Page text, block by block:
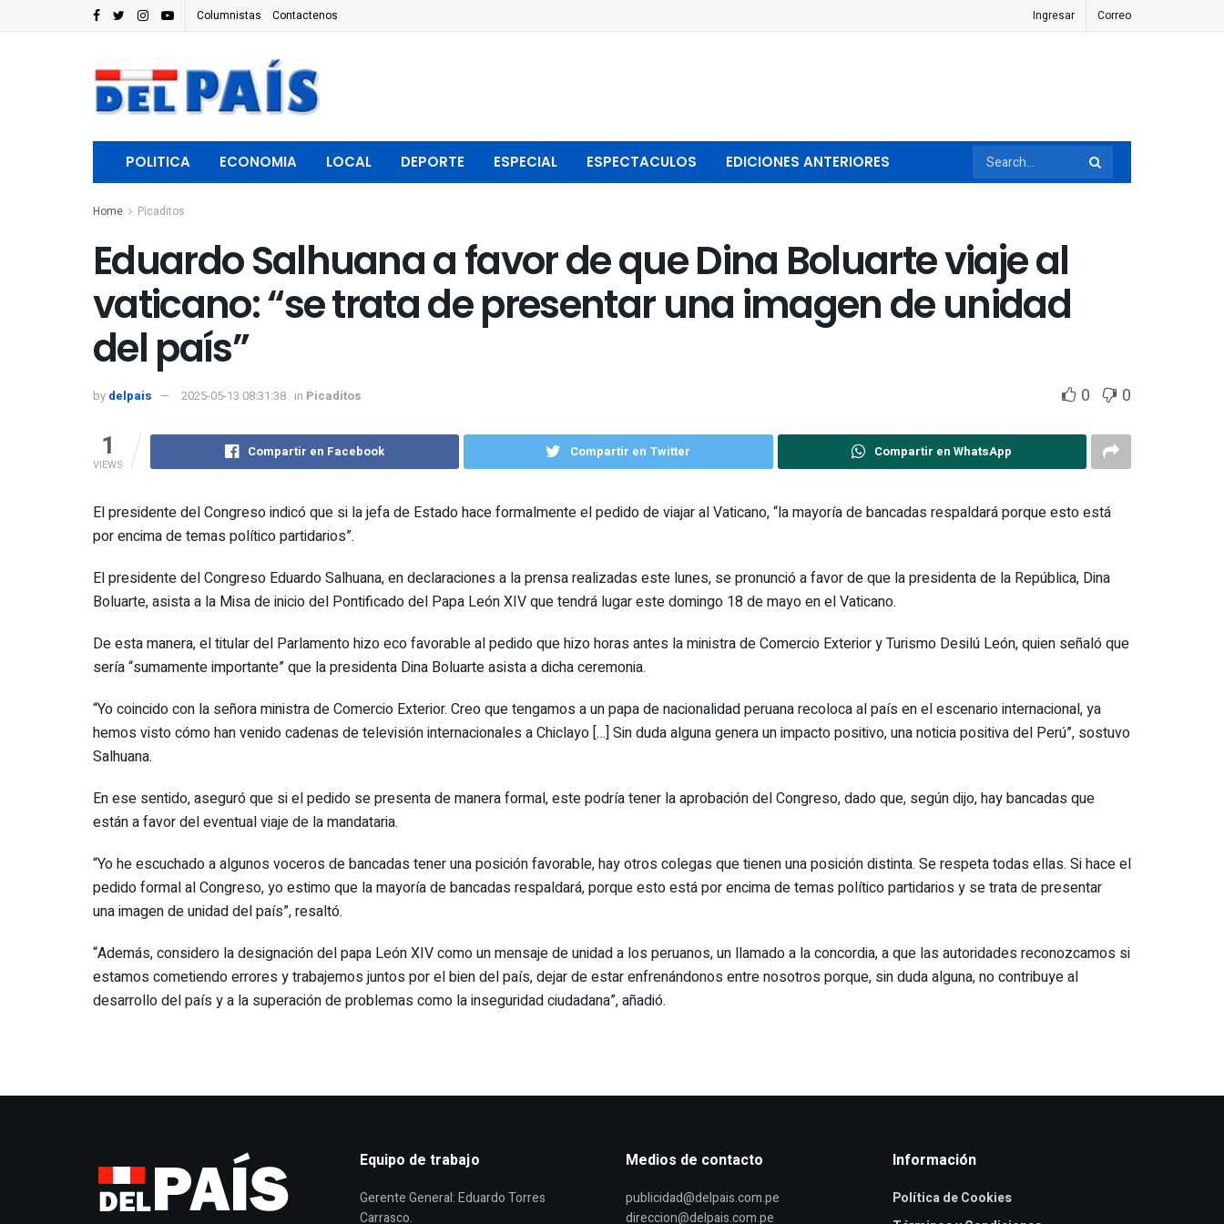
Columnistas Contactenos Ingresar Correo
POLITICA ECONOMIA LOCAL DEPORTE ESPECIAL ESPECTACULOS EDICIONES ANTERIORES
Home Picaditos
Eduardo Salhuana a favor de que Dina Boluarte viaje al
vaticano: “se trata de presentar una imagen de unidad
del país”
by delpais 2025-05-13 08:31:38 in Picaditos 0 0
1
VIEWS
Compartir en Facebook Compartir en Twitter Compartir en WhatsApp
El presidente del Congreso indicó que si la jefa de Estado hace formalmente el pedido de viajar al Vaticano, “la mayoría de bancadas respaldará porque esto está
por encima de temas político partidarios”.
El presidente del Congreso Eduardo Salhuana, en declaraciones a la prensa realizadas este lunes, se pronunció a favor de que la presidenta de la República, Dina
Boluarte, asista a la Misa de inicio del Pontificado del Papa León XIV que tendrá lugar este domingo 18 de mayo en el Vaticano.
De esta manera, el titular del Parlamento hizo eco favorable al pedido que hizo horas antes la ministra de Comercio Exterior y Turismo Desilú León, quien señaló que
sería “sumamente importante” que la presidenta Dina Boluarte asista a dicha ceremonia.
“Yo coincido con la señora ministra de Comercio Exterior. Creo que tengamos a un papa de nacionalidad peruana recoloca al país en el escenario internacional, ya
hemos visto cómo han venido cadenas de televisión internacionales a Chiclayo […] Sin duda alguna genera un impacto positivo, una noticia positiva del Perú”, sostuvo
Salhuana.
En ese sentido, aseguró que si el pedido se presenta de manera formal, este podría tener la aprobación del Congreso, dado que, según dijo, hay bancadas que
están a favor del eventual viaje de la mandataria.
“Yo he escuchado a algunos voceros de bancadas tener una posición favorable, hay otros colegas que tienen una posición distinta. Se respeta todas ellas. Si hace el
pedido formal al Congreso, yo estimo que la mayoría de bancadas respaldará, porque esto está por encima de temas político partidarios y se trata de presentar
una imagen de unidad del país”, resaltó.
“Además, considero la designación del papa León XIV como un mensaje de unidad a los peruanos, un llamado a la concordia, a que las autoridades reconozcamos si
estamos cometiendo errores y trabajemos juntos por el bien del país, dejar de estar enfrenándonos entre nosotros porque, sin duda alguna, no contribuye al
desarrollo del país y a la superación de problemas como la inseguridad ciudadana”, añadió.
Equipo de trabajo
Gerente General: Eduardo Torres
Carrasco.
Medios de contacto
publicidad@delpais.com.pe
direccion@delpais.com.pe
Información
Política de Cookies